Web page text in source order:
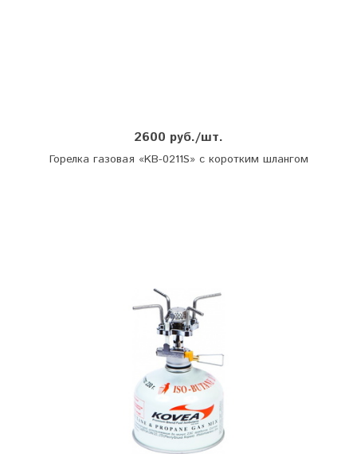
2600 руб./шт.
Горелка газовая «KB-0211S» с коротким шлангом